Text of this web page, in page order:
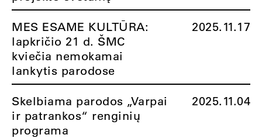
MES ESAME KULTŪRA:
lapkričio 21 d. ŠMC
kviečia nemokamai
lankytis parodose
2025.11.17
Skelbiama parodos „Varpai
ir patrankos“ renginių
programa
2025.11.04